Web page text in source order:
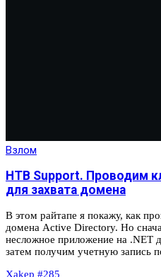
Взлом
HTB Support. Проводим
для захвата домена
В этом райтапе я покажу, как
домена Active Directory. Но
несложное приложение на .NET
затем получим учетную запись
Xakep #285